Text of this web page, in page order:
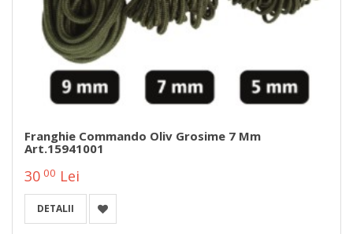
Franghie Commando Oliv Grosime 7 Mm
Art.15941001
30 00 Lei
DETALII